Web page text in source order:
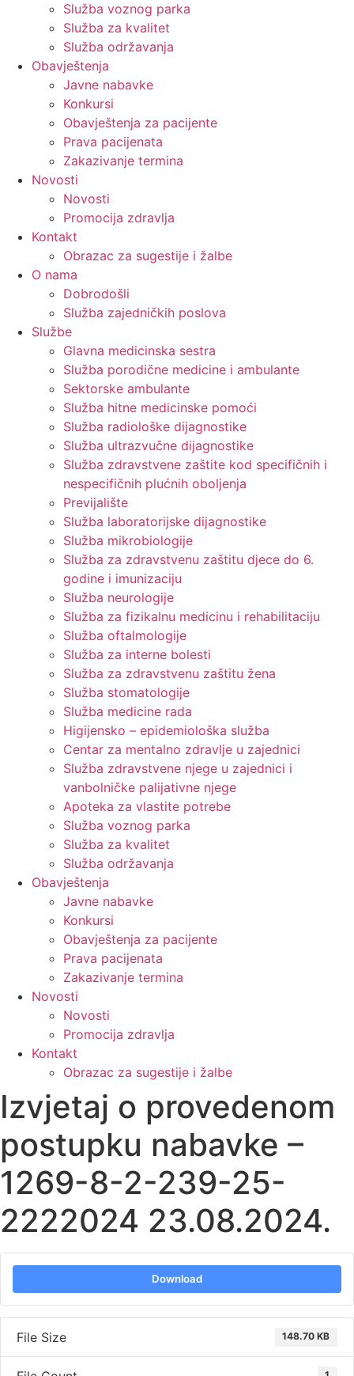
Služba voznog parka
Služba za kvalitet
Služba održavanja
Obavještenja
Javne nabavke
Konkursi
Obavještenja za pacijente
Prava pacijenata
Zakazivanje termina
Novosti
Novosti
Promocija zdravlja
Kontakt
Obrazac za sugestije i žalbe
O nama
Dobrodošli
Služba zajedničkih poslova
Službe
Glavna medicinska sestra
Služba porodične medicine i ambulante
Sektorske ambulante
Služba hitne medicinske pomoći
Služba radiološke dijagnostike
Služba ultrazvučne dijagnostike
Služba zdravstvene zaštite kod specifičnih i
nespecifičnih plućnih oboljenja
Previjalište
Služba laboratorijske dijagnostike
Služba mikrobiologije
Služba za zdravstvenu zaštitu djece do 6.
godine i imunizaciju
Služba neurologije
Služba za fizikalnu medicinu i rehabilitaciju
Služba oftalmologije
Služba za interne bolesti
Služba za zdravstvenu zaštitu žena
Služba stomatologije
Služba medicine rada
Higijensko – epidemiološka služba
Centar za mentalno zdravlje u zajednici
Služba zdravstvene njege u zajednici i
vanbolničke palijativne njege
Apoteka za vlastite potrebe
Služba voznog parka
Služba za kvalitet
Služba održavanja
Obavještenja
Javne nabavke
Konkursi
Obavještenja za pacijente
Prava pacijenata
Zakazivanje termina
Novosti
Novosti
Promocija zdravlja
Kontakt
Obrazac za sugestije i žalbe
Izvjetaj o provedenom
postupku nabavke –
1269-8-2-239-25-
2222024 23.08.2024.
Download
File Size 148.70 KB